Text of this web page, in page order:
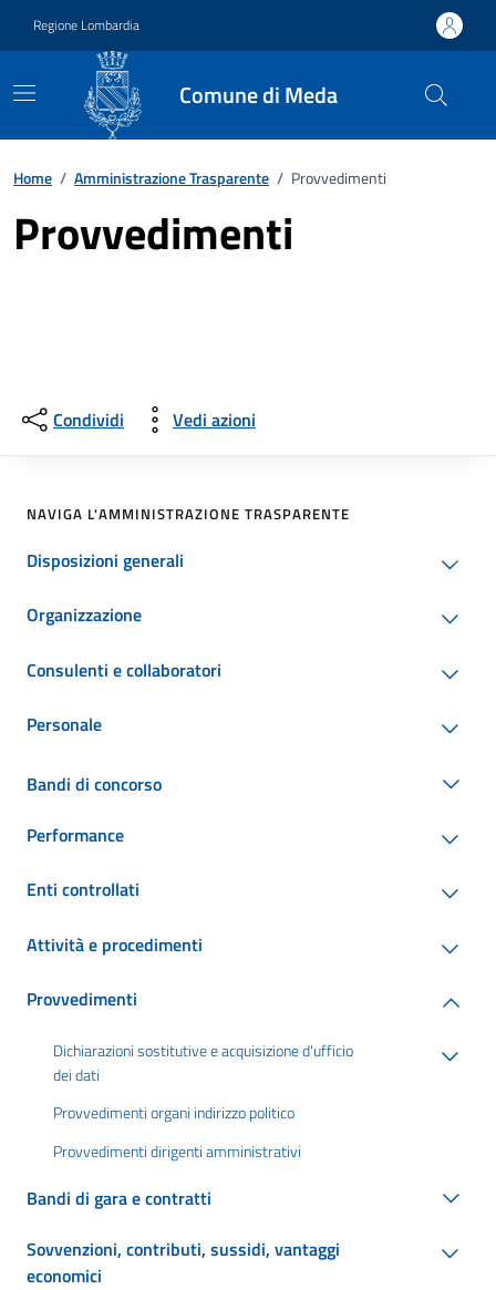
Regione Lombardia
Comune di Meda
Home / Amministrazione Trasparente / Provvedimenti
Provvedimenti
Condividi Vedi azioni
NAVIGA L'AMMINISTRAZIONE TRASPARENTE
Disposizioni generali
Organizzazione
Consulenti e collaboratori
Personale
Bandi di concorso
Performance
Enti controllati
Attività e procedimenti
Provvedimenti
Dichiarazioni sostitutive e acquisizione d'ufficio
dei dati
Provvedimenti organi indirizzo politico
Provvedimenti dirigenti amministrativi
Bandi di gara e contratti
Sovvenzioni, contributi, sussidi, vantaggi
economici